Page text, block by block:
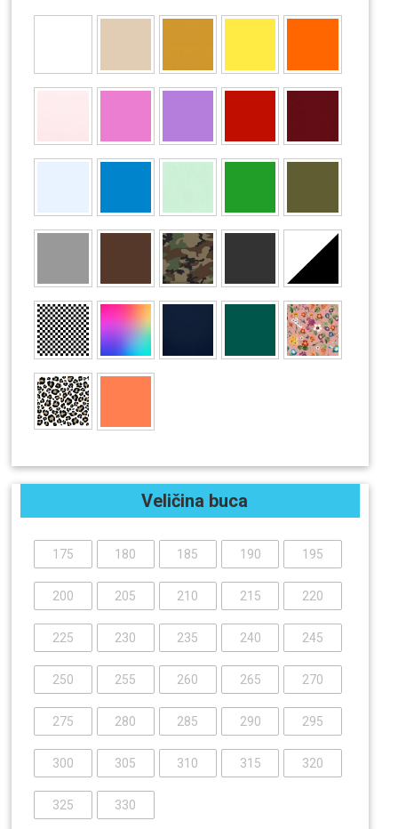
Veličina buca
175 180 185 190 195
200 205 210 215 220
225 230 235 240 245
250 255 260 265 270
275 280 285 290 295
300 305 310 315 320
325 330